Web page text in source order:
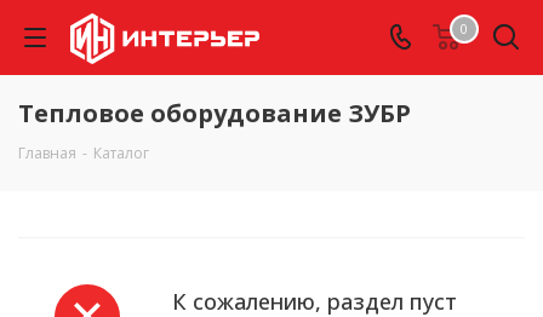
0
Тепловое оборудование ЗУБР
Главная - Каталог
К сожалению, раздел пуст